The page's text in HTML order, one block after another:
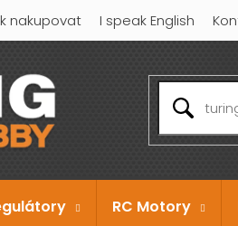
nakupovat I speak English
RC Motory